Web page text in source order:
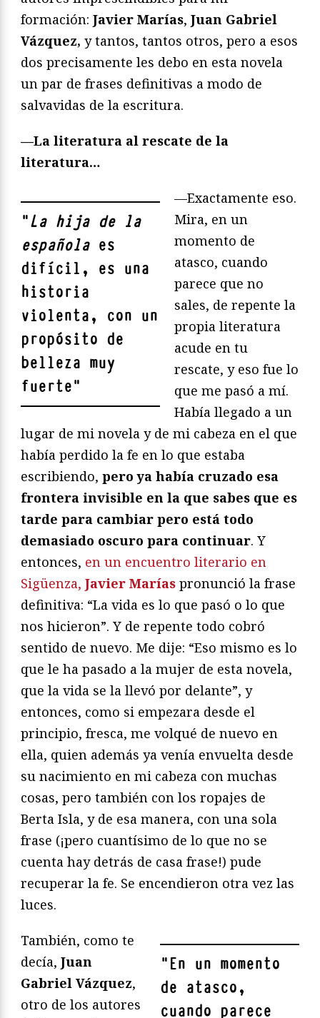
formación: Javier Marías, Juan Gabriel
Vázquez, y tantos, tantos otros, pero a esos
dos precisamente les debo en esta novela
un par de frases definitivas a modo de
salvavidas de la escritura.
—La literatura al rescate de la
literatura…
"La hija de la
española es
difícil, es una
historia
violenta, con un
propósito de
belleza muy
fuerte"
—Exactamente eso.
Mira, en un
momento de
atasco, cuando
parece que no
sales, de repente la
propia literatura
acude en tu
rescate, y eso fue lo
que me pasó a mí.
Había llegado a un
lugar de mi novela y de mi cabeza en el que
había perdido la fe en lo que estaba
escribiendo, pero ya había cruzado esa
frontera invisible en la que sabes que es
tarde para cambiar pero está todo
demasiado oscuro para continuar. Y
entonces, en un encuentro literario en
Sigüenza, Javier Marías pronunció la frase
definitiva: “La vida es lo que pasó o lo que
nos hicieron”. Y de repente todo cobró
sentido de nuevo. Me dije: “Eso mismo es lo
que le ha pasado a la mujer de esta novela,
que la vida se la llevó por delante”, y
entonces, como si empezara desde el
principio, fresca, me volqué de nuevo en
ella, quien además ya venía envuelta desde
su nacimiento en mi cabeza con muchas
cosas, pero también con los ropajes de
Berta Isla, y de esa manera, con una sola
frase (¡pero cuantísimo de lo que no se
cuenta hay detrás de casa frase!) pude
recuperar la fe. Se encendieron otra vez las
luces.
"En un momento
de atasco,
cuando parece
También, como te
decía, Juan
Gabriel Vázquez,
otro de los autores